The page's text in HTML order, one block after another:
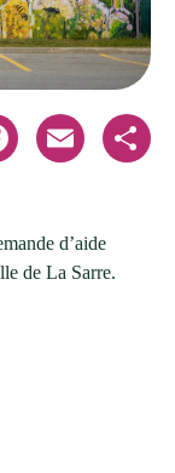
Email Share
d’aide
de La Sarre.